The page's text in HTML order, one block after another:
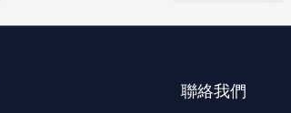
聯絡我們